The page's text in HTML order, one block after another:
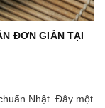
ĐƠN GIẢN TẠI
Nhật Đây một